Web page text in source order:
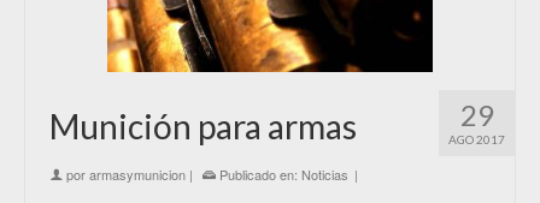
29
AGO 2017
Munición para armas
porarmasymunicion | Publicado en: Noticias |